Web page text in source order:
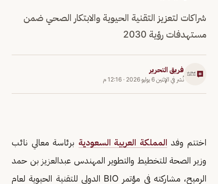
شراكات لتعزيز التقنية الحيوية والابتكار الصحي ضمن
مستهدفات رؤية 2030
فريق التحرير
نُشر في الإثنين 6 يوليو 2026 · 12:16 م
اختتم وفد المملكة العربية السعودية برئاسة معالي نائب
وزير الصحة للتخطيط والتطوير المهندس عبدالعزيز بن حمد
الرميح، مشاركته في مؤتمر BIO الدولي للتقنية الحيوية لعام